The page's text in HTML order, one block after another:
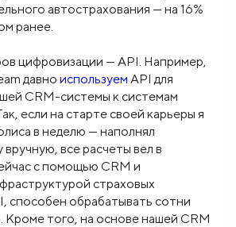
автострахования — на 16%
ранее.
цифровизации — API. Например,
давно используем API для
CRM-системы к системам
если на старте своей карьеры я
в неделю — наполнял
вручную, все расчеты вел в
с помощью CRM и
страховых
способен обрабатывать сотни
Кроме того, на основе нашей CRM